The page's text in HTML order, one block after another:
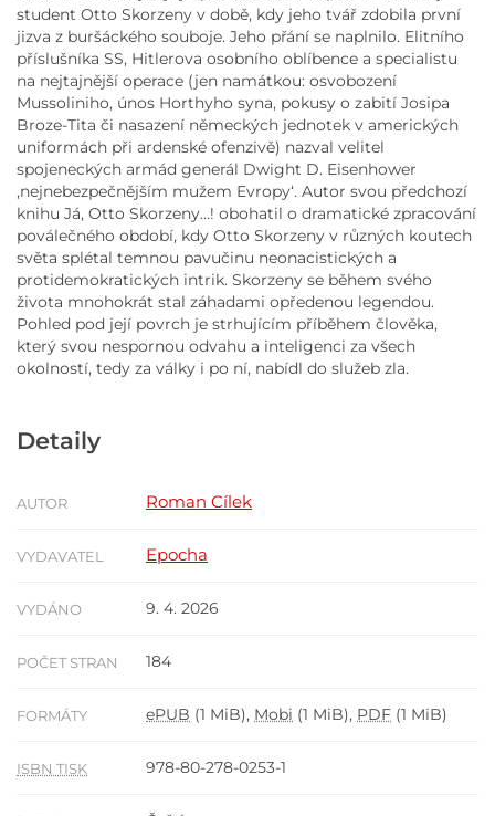
student Otto Skorzeny v době, kdy jeho tvář zdobila první
jizva z buršáckého souboje. Jeho přání se naplnilo. Elitního
příslušníka SS, Hitlerova osobního oblíbence a specialistu
na nejtajnější operace (jen namátkou: osvobození
Mussoliniho, únos Horthyho syna, pokusy o zabití Josipa
Broze-Tita či nasazení německých jednotek v amerických
uniformách při ardenské ofenzivě) nazval velitel
spojeneckých armád generál Dwight D. Eisenhower
,nejnebezpečnějším mužem Evropy‘. Autor svou předchozí
knihu Já, Otto Skorzeny…! obohatil o dramatické zpracování
poválečného období, kdy Otto Skorzeny v různých koutech
světa splétal temnou pavučinu neonacistických a
protidemokratických intrik. Skorzeny se během svého
života mnohokrát stal záhadami opředenou legendou.
Pohled pod její povrch je strhujícím příběhem člověka,
který svou nespornou odvahu a inteligenci za všech
okolností, tedy za války i po ní, nabídl do služeb zla.
Detaily
AUTOR Roman Cílek
VYDAVATEL Epocha
VYDÁNO 9. 4. 2026
POČET STRAN 184
FORMÁTY ePUB (1 MiB), Mobi (1 MiB), PDF (1 MiB)
ISBN TISK 978-80-278-0253-1